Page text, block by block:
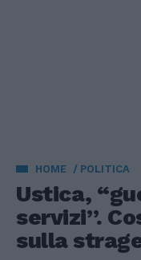
HOME POLITICA
Ustica,
servizi”.
sulla